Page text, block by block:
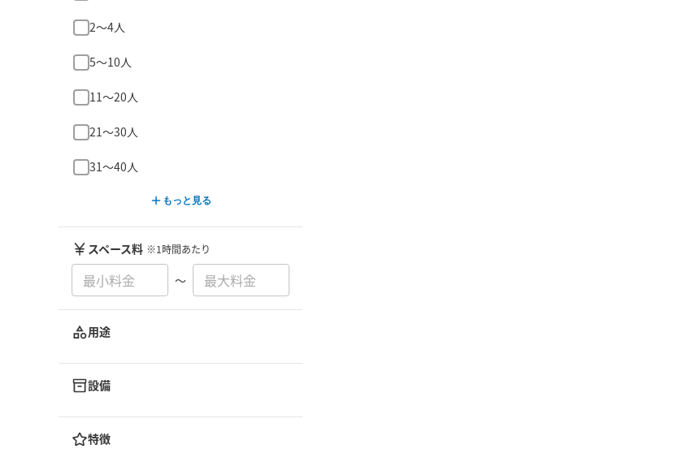
2〜4人
5〜10人
11〜20人
21〜30人
31〜40人
もっと見る
スペース料 ※1時間あたり
〜
用途
設備
特徴